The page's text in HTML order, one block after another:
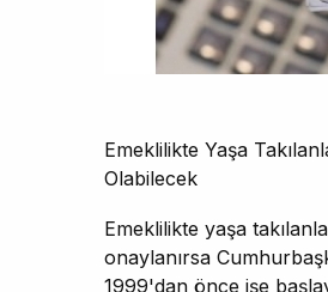
Emeklilikte Yaşa
Olabilecek
Emeklilikte yaşa
onaylanırsa
1999'dan önce işe